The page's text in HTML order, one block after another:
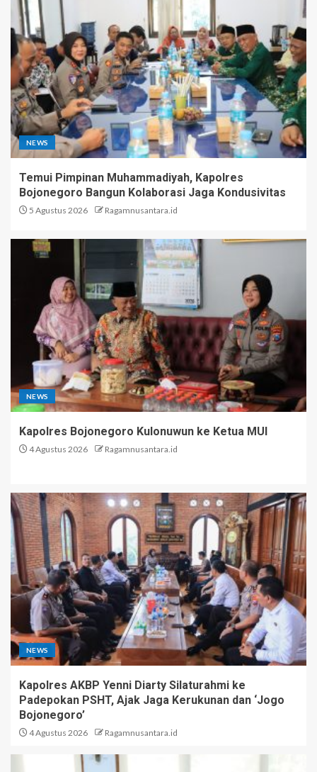
NEWS
Temui Pimpinan Muhammadiyah, Kapolres
Bojonegoro Bangun Kolaborasi Jaga Kondusivitas
5 Agustus 2026 Ragamnusantara.id
NEWS
Kapolres Bojonegoro Kulonuwun ke Ketua MUI
4 Agustus 2026 Ragamnusantara.id
NEWS
Kapolres AKBP Yenni Diarty Silaturahmi ke
Padepokan PSHT, Ajak Jaga Kerukunan dan ‘Jogo
Bojonegoro’
4 Agustus 2026 Ragamnusantara.id